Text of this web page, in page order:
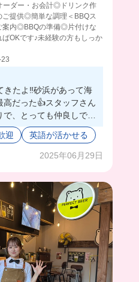
ーダー・お会計◎ドリンク作
提供◎簡単な調理＜BBQス
案内◎BBQの準備◎片付けな
OKです♪未経験の方もしっか
きたよ‼️砂浜があって海
高だった👍スタッフさん
、とっても仲良しで楽
海外の方が多いから、
語で接客してて凄かっ
迎 英語が活かせる
2025年06月29日